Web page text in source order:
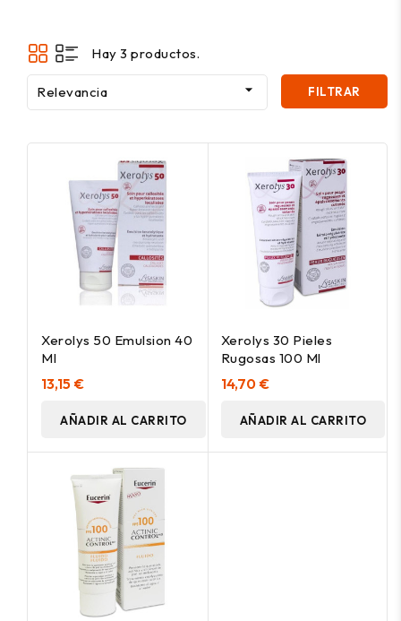
Hay 3 productos.
Relevancia  FILTRAR
Xerolys 50 Emulsion 40
Ml
13,15 €
AÑADIR AL CARRITO
Xerolys 30 Pieles
Rugosas 100 Ml
14,70 €
AÑADIR AL CARRITO